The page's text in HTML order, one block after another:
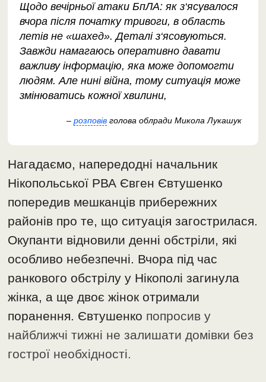
Щодо вечірньої атаки БпЛА: як з‘ясувалося
вчора після початку тривоги, в область
летів не «шахед». Деталі з‘ясовуються.
Завжди намагаюсь оперативно давати
важливу інформацію, яка може допомогти
людям. Але нині війна, тому ситуація може
змінюватись кожної хвилини,
– розповівголова облради Микола Лукашук
Нагадаємо, напередодні начальник
Нікопольської РВА Євген Євтушенко
попередив мешканців прибережних
районів про те, що ситуація загострилася.
Окупанти відновили денні обстріли, які
особливо небезпечні. Вчора під час
ранкового обстрілу у Нікополі загинула
жінка, а ще двоє жінок отримали
поранення. Євтушенко попросив у
найближчі тижні не залишати домівки без
гострої необхідності.